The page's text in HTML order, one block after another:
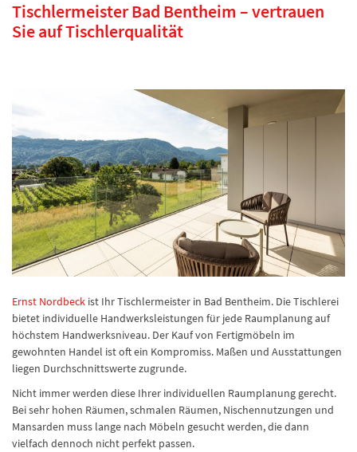
Tischlermeister Bad Bentheim – vertrauen
Sie auf Tischlerqualität
Ernst Nordbeck ist Ihr Tischlermeister in Bad Bentheim. Die Tischlerei
bietet individuelle Handwerksleistungen für jede Raumplanung auf
höchstem Handwerksniveau. Der Kauf von Fertigmöbeln im
gewohnten Handel ist oft ein Kompromiss. Maßen und Ausstattungen
liegen Durchschnittswerte zugrunde.
Nicht immer werden diese Ihrer individuellen Raumplanung gerecht.
Bei sehr hohen Räumen, schmalen Räumen, Nischennutzungen und
Mansarden muss lange nach Möbeln gesucht werden, die dann
vielfach dennoch nicht perfekt passen.